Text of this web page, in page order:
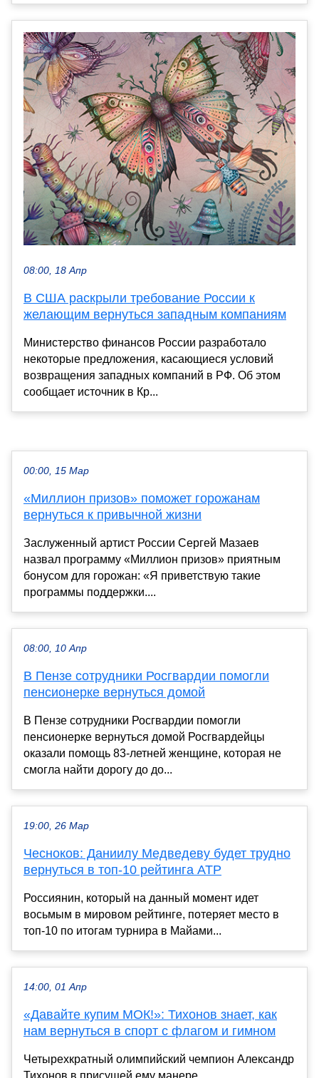
08:00, 18 Апр
В США раскрыли требование России к
желающим вернуться западным компаниям
Министерство финансов России разработало
некоторые предложения, касающиеся условий
возвращения западных компаний в РФ. Об этом
сообщает источник в Кр...
00:00, 15 Мар
«Миллион призов» поможет горожанам
вернуться к привычной жизни
Заслуженный артист России Сергей Мазаев
назвал программу «Миллион призов» приятным
бонусом для горожан: «Я приветствую такие
программы поддержки....
08:00, 10 Апр
В Пензе сотрудники Росгвардии помогли
пенсионерке вернуться домой
В Пензе сотрудники Росгвардии помогли
пенсионерке вернуться домой Росгвардейцы
оказали помощь 83-летней женщине, которая не
смогла найти дорогу до до...
19:00, 26 Мар
Чесноков: Даниилу Медведеву будет трудно
вернуться в топ-10 рейтинга ATP
Россиянин, который на данный момент идет
восьмым в мировом рейтинге, потеряет место в
топ-10 по итогам турнира в Майами...
14:00, 01 Апр
«Давайте купим МОК!»: Тихонов знает, как
нам вернуться в спорт с флагом и гимном
Четырехкратный олимпийский чемпион Александр
Тихонов в присущей ему манере